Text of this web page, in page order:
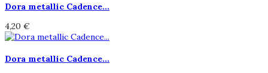
Dora metallic Cadence...
4,20 €
Dora metallic Cadence...